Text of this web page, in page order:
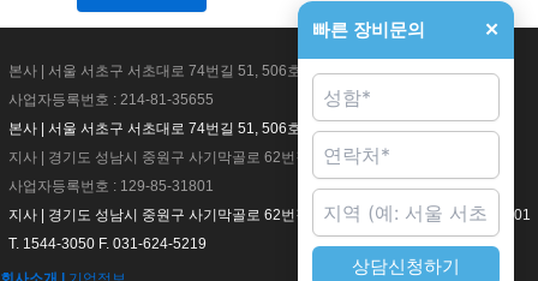
본사 | 서울 서초구 서초대로 74번길 51, 506호
사업자등록번호 : 214-81-35655
본사 | 서울 서초구 서초대로 74번길 51, 506호 사업자등록번호 : 214-81-35655
지사 | 경기도 성남시 중원구 사기막골로 62번길 4
사업자등록번호 : 129-85-31801
지사 | 경기도 성남시 중원구 사기막골로 62번길 4 사업자등록번호 : 129-85-31801
T. 1544-3050 F. 031-624-5219
빠른 장비문의 ✕
상담신청하기